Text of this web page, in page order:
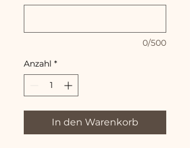
0/500
Anzahl *
In den Warenkorb